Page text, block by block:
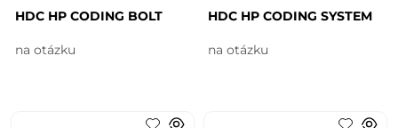
HDC HP CODING BOLT
na otázku
HDC HP CODING SYSTEM
na otázku